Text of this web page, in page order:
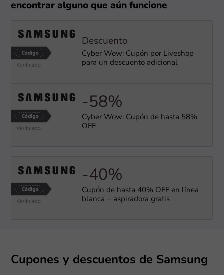
encontrar alguno que aún funcione
Descuento
Cyber Wow: Cupón por Liveshop
para un descuento adicional
-58%
Cyber Wow: Cupón de hasta 58%
OFF
-40%
Cupón de hasta 40% OFF en línea
blanca + aspiradora gratis
Cupones y descuentos de Samsung